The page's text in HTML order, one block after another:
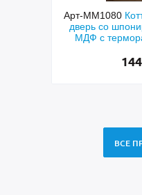
Арт-ММ1080
дверь со
МДФ с
ВСЕ